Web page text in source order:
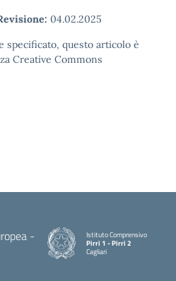
04.02.2025
specificato, questo articolo è
Creative Commons
Istituto Comprensivo
Pirri 1 - Pirri 2
Cagliari
— Visita la pagina iniziale